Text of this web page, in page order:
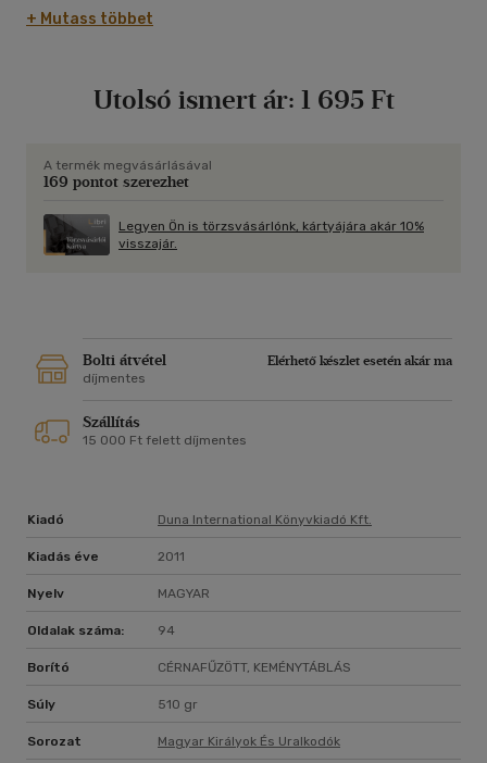
utódait, végül elérkezünk Gézához, Szent István apjához, aki
még szintén csak fejedelem volt, de sokkal többet tett a
+ Mutass többet
Utolsó ismert ár: 1 695 Ft
A termék megvásárlásával
169 pontot szerezhet
Legyen Ön is törzsvásárlónk, kártyájára akár 10%
visszajár.
Bolti átvétel
Elérhető készlet esetén akár ma
díjmentes
Szállítás
15 000 Ft felett díjmentes
Kiadó Duna International Könyvkiadó Kft.
Kiadás éve 2011
Nyelv MAGYAR
Oldalak száma: 94
Borító CÉRNAFŰZÖTT, KEMÉNYTÁBLÁS
Súly 510 gr
Sorozat Magyar Királyok És Uralkodók